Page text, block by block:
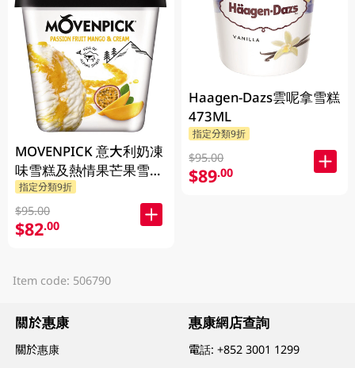
MOVENPICK 意大利奶凍
味雪糕及熱情果芒果雪葩
500ML
指定分類9折
$95.00
$82.00
Haagen-Dazs雲呢拿雪糕
473ML
指定分類9折
$95.00
$89.00
Item code: 506790
關於惠康
關於惠康
惠康網店查詢
電話:+852 3001 1299